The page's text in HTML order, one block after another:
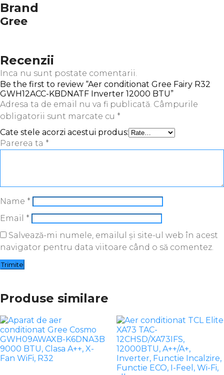
Brand
Gree
Recenzii
Inca nu sunt postate comentarii.
Be the first to review “Aer conditionat Gree Fairy R32
GWH12ACC-KBDNATF Inverter 12000 BTU”
Adresa ta de email nu va fi publicată. Câmpurile
obligatorii sunt marcate cu *
Cate stele acorzi acestui produs:
Parerea ta *
Name *
Email *
Salvează-mi numele, emailul și site-ul web în acest
navigator pentru data viitoare când o să comentez.
Produse similare